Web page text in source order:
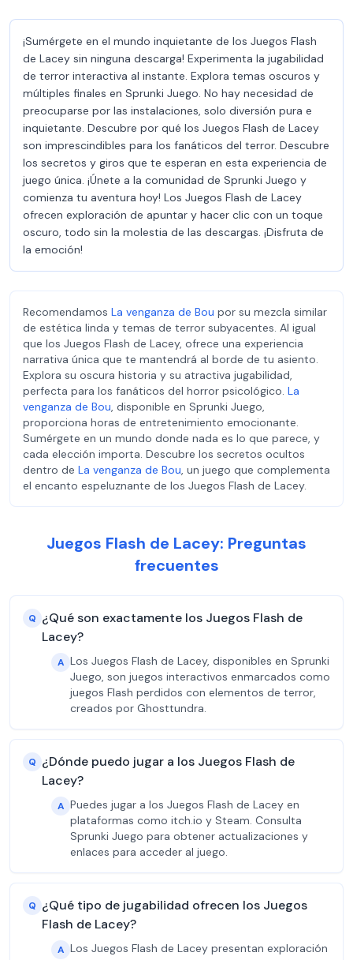
¡Sumérgete en el mundo inquietante de los Juegos Flash
de Lacey sin ninguna descarga! Experimenta la jugabilidad
de terror interactiva al instante. Explora temas oscuros y
múltiples finales en Sprunki Juego. No hay necesidad de
preocuparse por las instalaciones, solo diversión pura e
inquietante. Descubre por qué los Juegos Flash de Lacey
son imprescindibles para los fanáticos del terror. Descubre
los secretos y giros que te esperan en esta experiencia de
juego única. ¡Únete a la comunidad de Sprunki Juego y
comienza tu aventura hoy! Los Juegos Flash de Lacey
ofrecen exploración de apuntar y hacer clic con un toque
oscuro, todo sin la molestia de las descargas. ¡Disfruta de
la emoción!
Recomendamos La venganza de Bou por su mezcla similar
de estética linda y temas de terror subyacentes. Al igual
que los Juegos Flash de Lacey, ofrece una experiencia
narrativa única que te mantendrá al borde de tu asiento.
Explora su oscura historia y su atractiva jugabilidad,
perfecta para los fanáticos del horror psicológico. La
venganza de Bou, disponible en Sprunki Juego,
proporciona horas de entretenimiento emocionante.
Sumérgete en un mundo donde nada es lo que parece, y
cada elección importa. Descubre los secretos ocultos
dentro de La venganza de Bou, un juego que complementa
el encanto espeluznante de los Juegos Flash de Lacey.
Juegos Flash de Lacey: Preguntas
frecuentes
Q ¿Qué son exactamente los Juegos Flash de
Lacey?
A Los Juegos Flash de Lacey, disponibles en Sprunki
Juego, son juegos interactivos enmarcados como
juegos Flash perdidos con elementos de terror,
creados por Ghosttundra.
Q ¿Dónde puedo jugar a los Juegos Flash de
Lacey?
A Puedes jugar a los Juegos Flash de Lacey en
plataformas como itch.io y Steam. Consulta
Sprunki Juego para obtener actualizaciones y
enlaces para acceder al juego.
Q ¿Qué tipo de jugabilidad ofrecen los Juegos
Flash de Lacey?
A Los Juegos Flash de Lacey presentan exploración